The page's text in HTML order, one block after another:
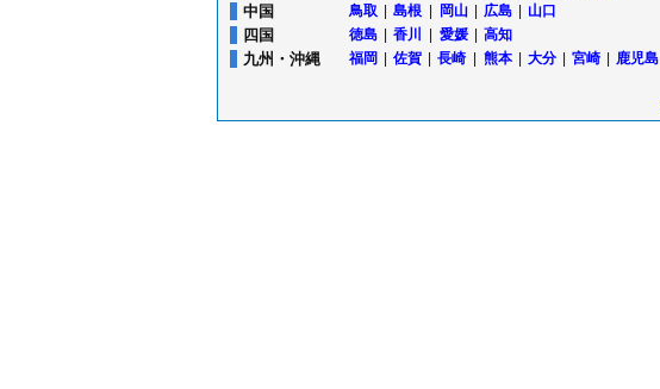
中国 鳥取 島根 岡山 広島 山口
四国 徳島 香川 愛媛 高知
九州・沖縄 福岡 佐賀 長崎 熊本 大分 宮崎 鹿児島